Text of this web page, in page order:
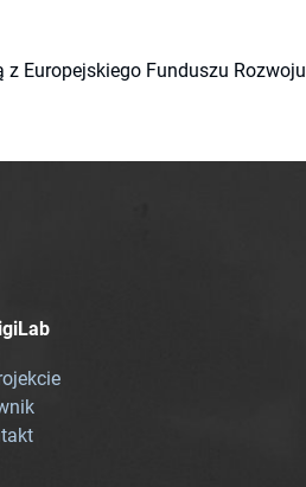
Europejskiego Funduszu Rozwoju